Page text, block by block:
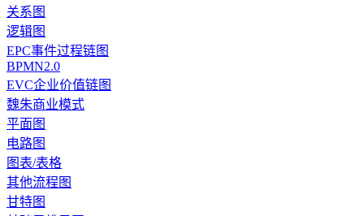
关系图
逻辑图
EPC事件过程链图
BPMN2.0
EVC企业价值链图
魏朱商业模式
平面图
电路图
图表/表格
其他流程图
甘特图